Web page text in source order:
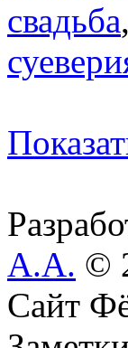
свадьба,
А.А. ©
Сайт